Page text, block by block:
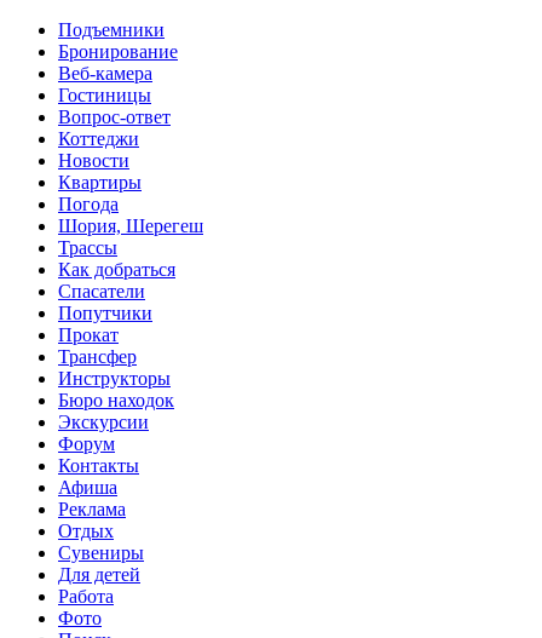
Перейти к основному содержанию
Подъемники
Бронирование
Веб-камера
Гостиницы
Вопрос-ответ
Коттеджи
Новости
Квартиры
Погода
Шория, Шерегеш
Трассы
Как добраться
Спасатели
Попутчики
Прокат
Трансфер
Инструкторы
Бюро находок
Экскурсии
Форум
Контакты
Афиша
Реклама
Отдых
Сувениры
Для детей
Работа
Фото